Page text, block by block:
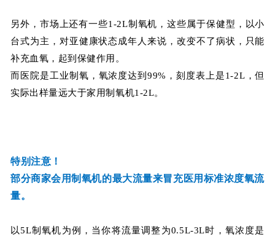
另外，市场上还有一些1-2L制氧机，这些属于保健型，以小
台式为主，对亚健康状态成年人来说，改变不了病状，只能
补充血氧，起到保健作用。
而医院是工业制氧，氧浓度达到99%，刻度表上是1-2L，但
实际出样量远大于家用制氧机1-2L。
特别注意！
部分商家会用制氧机的最大流量来冒充医用标准浓度氧流
量。
以5L制氧机为例，当你将流量调整为0.5L-3L时，氧浓度是